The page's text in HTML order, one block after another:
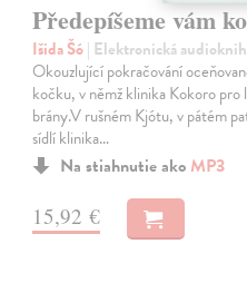
Předepíšeme vám
Išida Šó| Elektronická
Okouzlující pokračování
kočku, v němž klinika Kokoro pro
brány.V rušném Kjótu, v pátém
sídlí klinika…
Na stiahnutie ako MP3
15,92 €